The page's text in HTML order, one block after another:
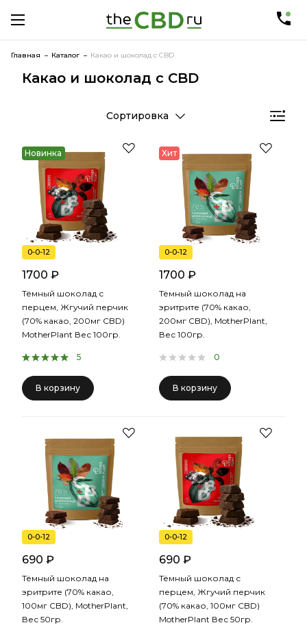
Главная Каталог Какао и шоколад с CBD
Какао и шоколад с CBD
Сортировка
Новинка
0-0-12
1700 ₽
Тёмный шоколад с
перцем, Жгучий перчик
(70% какао, 200мг CBD)
MotherPlant Вес 100гр.
5
В корзину
Хит
0-0-12
1700 ₽
Тёмный шоколад на
эритрите (70% какао,
200мг CBD), MotherPlant,
Вес 100гр.
0
В корзину
0-0-12
690 ₽
Тёмный шоколад на
эритрите (70% какао,
100мг CBD), MotherPlant,
Вес 50гр.
0-0-12
690 ₽
Тёмный шоколад с
перцем, Жгучий перчик
(70% какао, 100мг CBD)
MotherPlant Вес 50гр.